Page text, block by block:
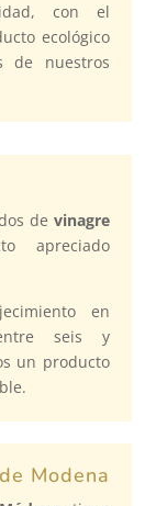
con el
ecológico
de nuestros
de vinagre
apreciado
en
seis y
un producto
Modena